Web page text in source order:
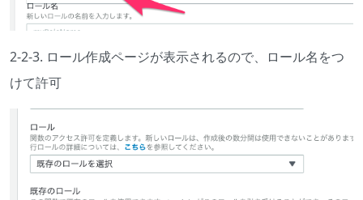
2-2-3. ロール作成ページが表示されるので、ロール名をつ
けて許可